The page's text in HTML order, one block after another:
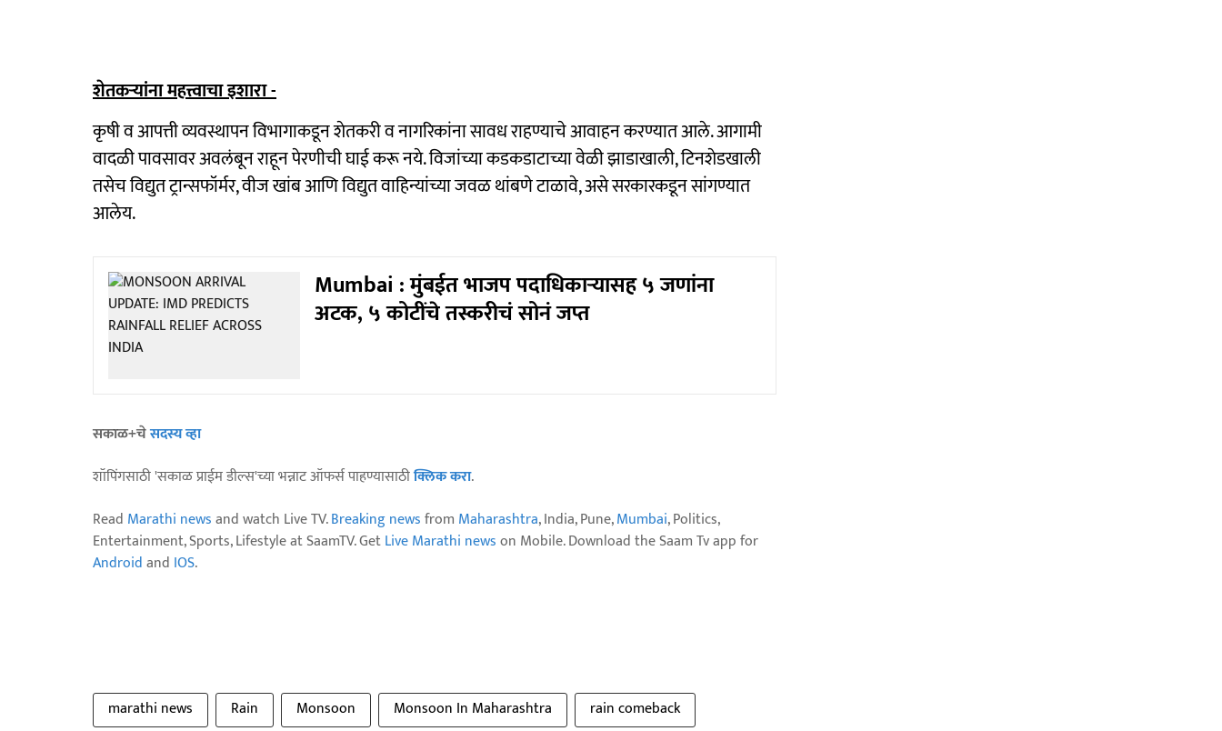
शेतकऱ्यांना महत्त्वाचा इशारा -
कृषी व आपत्ती व्यवस्थापन विभागाकडून शेतकरी व नागरिकांना सावध राहण्याचे आवाहन करण्यात आले. आगामी
वादळी पावसावर अवलंबून राहून पेरणीची घाई करू नये. विजांच्या कडकडाटाच्या वेळी झाडाखाली, टिनशेडखाली
तसेच विद्युत ट्रान्सफॉर्मर, वीज खांब आणि विद्युत वाहिन्यांच्या जवळ थांबणे टाळावे, असे सरकारकडून सांगण्यात
आलेय.
Mumbai : मुंबईत भाजप पदाधिकाऱ्यासह ५ जणांना
अटक, ५ कोटींचे तस्करीचं सोनं जप्त
सकाळ+चेसदस्य व्हा
शॉपिंगसाठी 'सकाळ प्राईम डील्स'च्या भन्नाट ऑफर्स पाहण्यासाठीक्लिक करा.
Read Marathi newsand watch Live TV.Breaking newsfrom Maharashtra, India, Pune,Mumbai, Politics,
Entertainment, Sports, Lifestyle at SaamTV. GetLive Marathi newson Mobile. Download the Saam Tv app for
Androidand IOS.
marathi news Rain Monsoon Monsoon In Maharashtra rain comeback